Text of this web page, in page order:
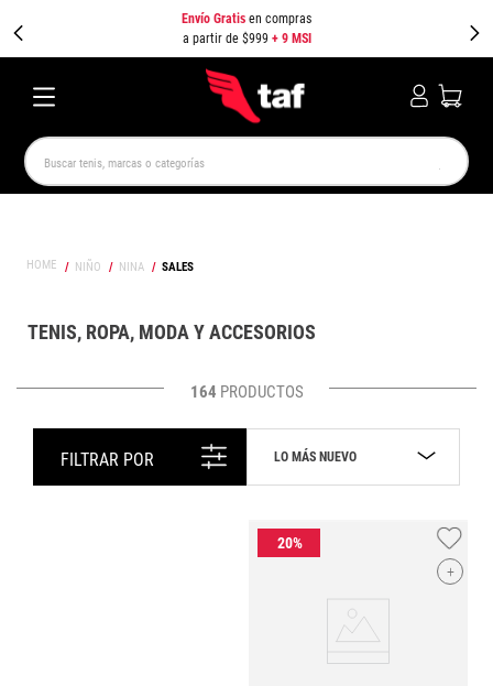
Envío Gratis en compras
a partir de $999 + 9 MSI
Buscar tenis, marcas o categorías
NIÑO NINA SALES
TENIS, ROPA, MODA Y ACCESORIOS
164 PRODUCTOS
FILTRAR POR LO MÁS NUEVO
+